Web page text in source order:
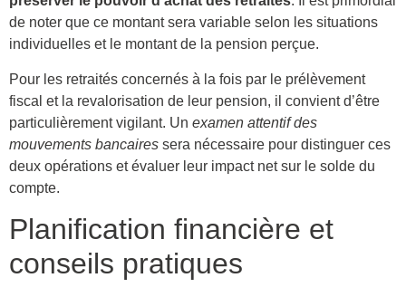
de noter que ce montant sera variable selon les situations
individuelles et le montant de la pension perçue.
Pour les retraités concernés à la fois par le prélèvement
fiscal et la revalorisation de leur pension, il convient d’être
particulièrement vigilant. Un examen attentif des
mouvements bancaires sera nécessaire pour distinguer ces
deux opérations et évaluer leur impact net sur le solde du
compte.
Planification financière et
conseils pratiques